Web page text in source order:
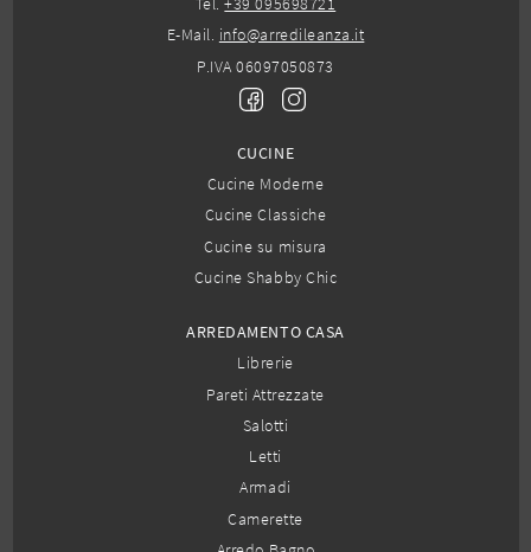
E-Mail. info@arredileanza.it
P.IVA 06097050873
CUCINE
Cucine Moderne
Cucine Classiche
Cucine su misura
Cucine Shabby Chic
ARREDAMENTO CASA
Librerie
Pareti Attrezzate
Salotti
Letti
Armadi
Camerette